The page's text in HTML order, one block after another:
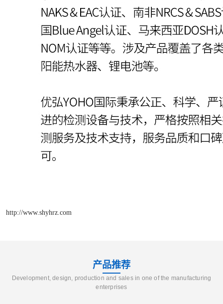
http://www.shyhrz.com
产品推荐
Development, design, production and sales in one of the manufacturing
enterprises